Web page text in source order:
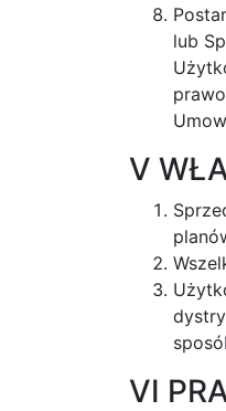
lub
V
VI